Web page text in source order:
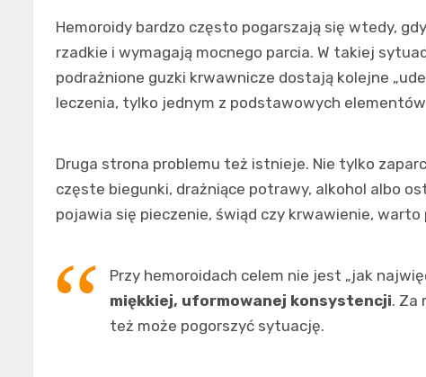
Hemoroidy bardzo często pogarszają się wtedy,
rzadkie i wymagają mocnego parcia. W takiej
podrażnione guzki krwawnicze dostają kolejne
leczenia, tylko jednym z podstawowych
Druga strona problemu też istnieje. Nie tylko
częste biegunki, drażniące potrawy, alkohol albo
pojawia się pieczenie, świąd czy krwawienie,
Przy hemoroidach celem nie jest „jak
miękkiej, uformowanej konsystencji. Za
też może pogorszyć sytuację.